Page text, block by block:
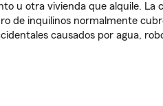
u otra vivienda que alquile. La
de inquilinos normalmente
causados por agua,